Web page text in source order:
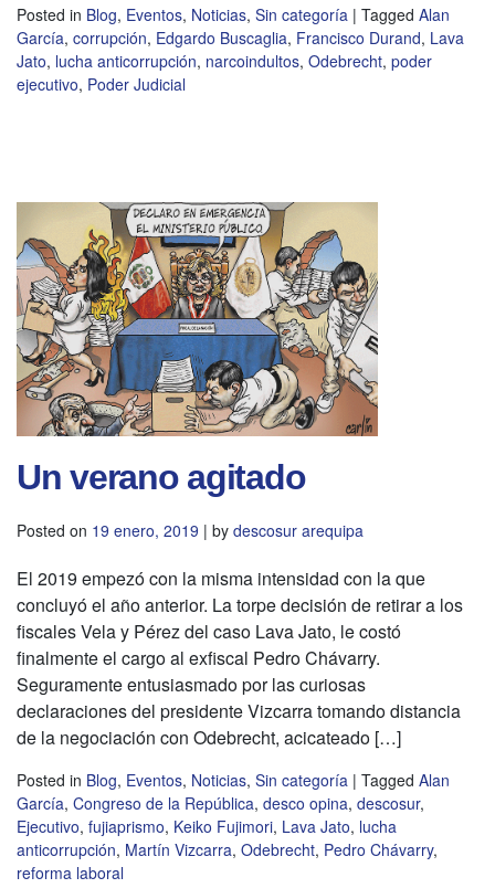
Posted in Blog, Eventos, Noticias, Sin categoría | Tagged Alan
García, corrupción, Edgardo Buscaglia, Francisco Durand, Lava
Jato, lucha anticorrupción, narcoindultos, Odebrecht, poder
ejecutivo, Poder Judicial
Un verano agitado
Posted on 19 enero, 2019 | by descosur arequipa
El 2019 empezó con la misma intensidad con la que
concluyó el año anterior. La torpe decisión de retirar a los
fiscales Vela y Pérez del caso Lava Jato, le costó
finalmente el cargo al exfiscal Pedro Chávarry.
Seguramente entusiasmado por las curiosas
declaraciones del presidente Vizcarra tomando distancia
de la negociación con Odebrecht, acicateado […]
Posted in Blog, Eventos, Noticias, Sin categoría | Tagged Alan
García, Congreso de la República, desco opina, descosur,
Ejecutivo, fujiaprismo, Keiko Fujimori, Lava Jato, lucha
anticorrupción, Martín Vizcarra, Odebrecht, Pedro Chávarry,
reforma laboral